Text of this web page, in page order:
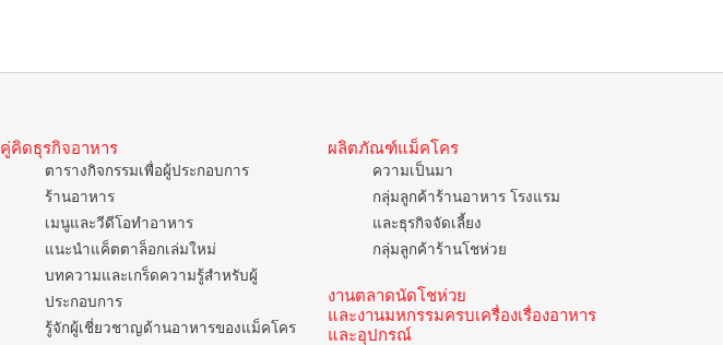
คู่คิดธุรกิจอาหาร
ตารางกิจกรรมเพื่อผู้ประกอบการ
ร้านอาหาร
เมนูและวีดีโอทำอาหาร
แนะนำแค็ตตาล็อกเล่มใหม่
บทความและเกร็ดความรู้สำหรับผู้
ประกอบการ
รู้จักผู้เชี่ยวชาญด้านอาหารของแม็คโคร
ผลิตภัณฑ์แม็คโคร
ความเป็นมา
กลุ่มลูกค้าร้านอาหาร โรงแรม
และธุรกิจจัดเลี้ยง
กลุ่มลูกค้าร้านโชห่วย
งานตลาดนัดโชห่วย
และงานมหกรรมครบเครื่องเรื่องอาหาร
และอุปกรณ์